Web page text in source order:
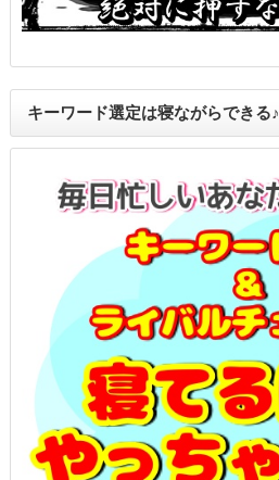
キーワード選定は寝ながらできる♪